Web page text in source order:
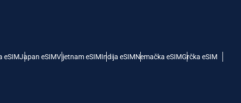
eSIMJapan eSIMVijetnam eSIMIndija eSIMNemačka eSIMGrčka eSIM